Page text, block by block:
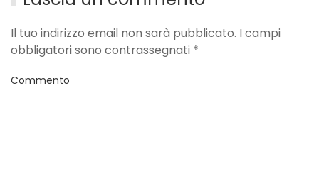
Il tuo indirizzo email non sarà pubblicato. I campi
obbligatori sono contrassegnati *
Commento